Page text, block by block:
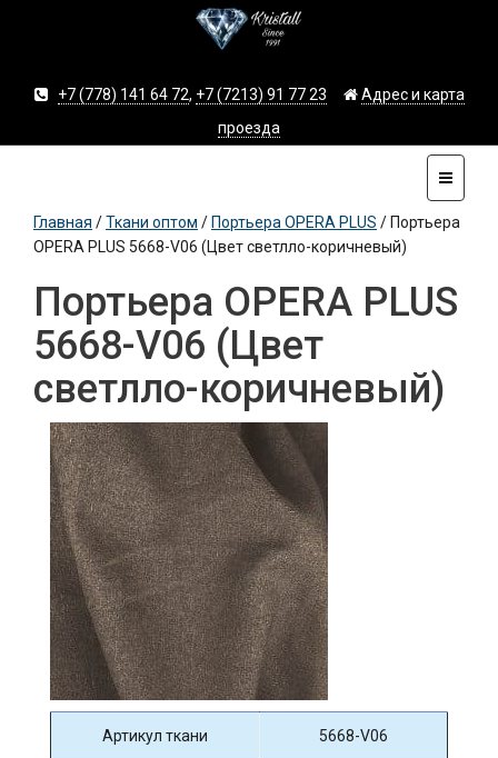
+7 (778) 141 64 72, +7 (7213) 91 77 23
Адрес и карта
проезда
Главная /Ткани оптом / Портьера OPERA PLUS / Портьера
OPERA PLUS 5668-V06 (Цвет светлло-коричневый)
Портьера OPERA PLUS
5668-V06 (Цвет
светлло-коричневый)
Артикул ткани 5668-V06